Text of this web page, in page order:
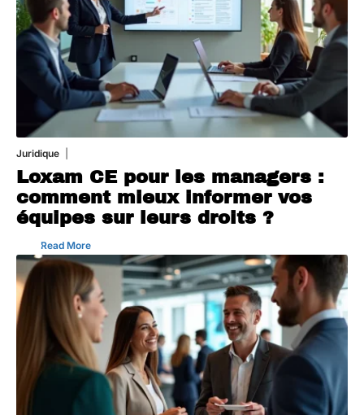
Juridique
Loxam CE pour les managers :
comment mieux informer vos
équipes sur leurs droits ?
Read More